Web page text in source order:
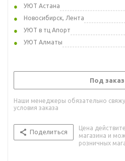
УЮТ Астана
Новосибирск, Лента
УЮТ в тц Апорт
УЮТ Алматы
Под заказ
Наши менеджеры обязательно
условия заказа
Поделиться
Цена
магазина и
розничных